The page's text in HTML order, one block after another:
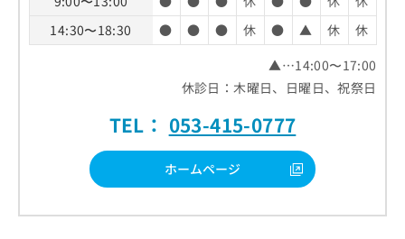
14:30〜18:30
● ● ● 休 ● ▲ 休
休
▲…14:00〜17:00
休診日：木曜日、日曜日、祝祭日
TEL： 053-415-0777
ホームページ